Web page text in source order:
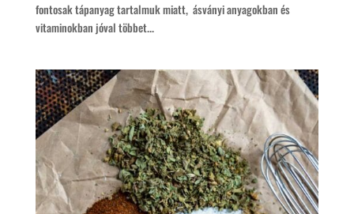
fontosak tápanyag tartalmuk miatt, ásványi anyagokban és
vitaminokban jóval többet...